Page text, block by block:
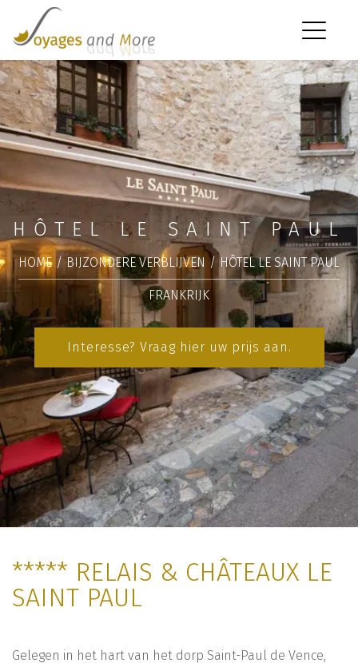
HÔTEL LE SAINT PAUL
HOME / BIJZONDERE VERBLIJVEN / HÔTEL LE SAINT PAUL
FRANKRIJK
Interesse? Vraag hier uw prijs aan.
***** RELAIS & CHÂTEAUX LE
SAINT PAUL
Gelegen in het hart van het dorp Saint-Paul de Vence,